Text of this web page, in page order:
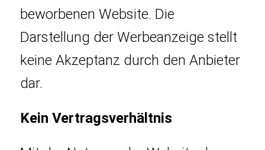
beworbenen Website. Die
Darstellung der Werbeanzeige stellt
keine Akzeptanz durch den Anbieter
dar.
Kein Vertragsverhältnis